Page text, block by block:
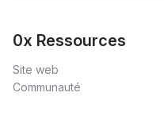
0x Ressources
Site web
Communauté